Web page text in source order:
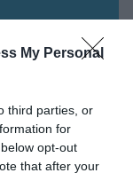
My Personal
third parties, or
for
opt-out
that after your